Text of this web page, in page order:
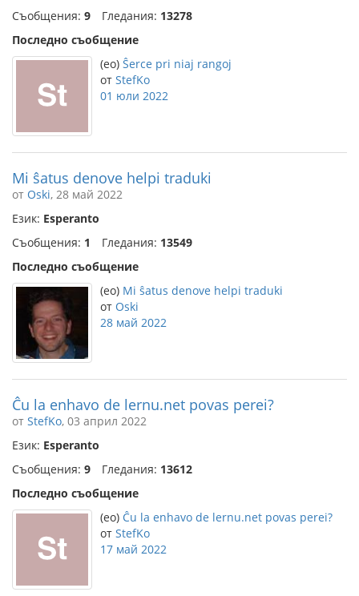
Съобщения: 9 Гледания: 13278
Последно съобщение
(eo) Ŝerce pri niaj rangoj
от StefKo
01 юли 2022
Mi ŝatus denove helpi traduki
от Oski, 28 май 2022
Език: Esperanto
Съобщения: 1 Гледания: 13549
Последно съобщение
(eo) Mi ŝatus denove helpi traduki
от Oski
28 май 2022
Ĉu la enhavo de lernu.net povas perei?
от StefKo, 03 април 2022
Език: Esperanto
Съобщения: 9 Гледания: 13612
Последно съобщение
(eo) Ĉu la enhavo de lernu.net povas perei?
от StefKo
17 май 2022